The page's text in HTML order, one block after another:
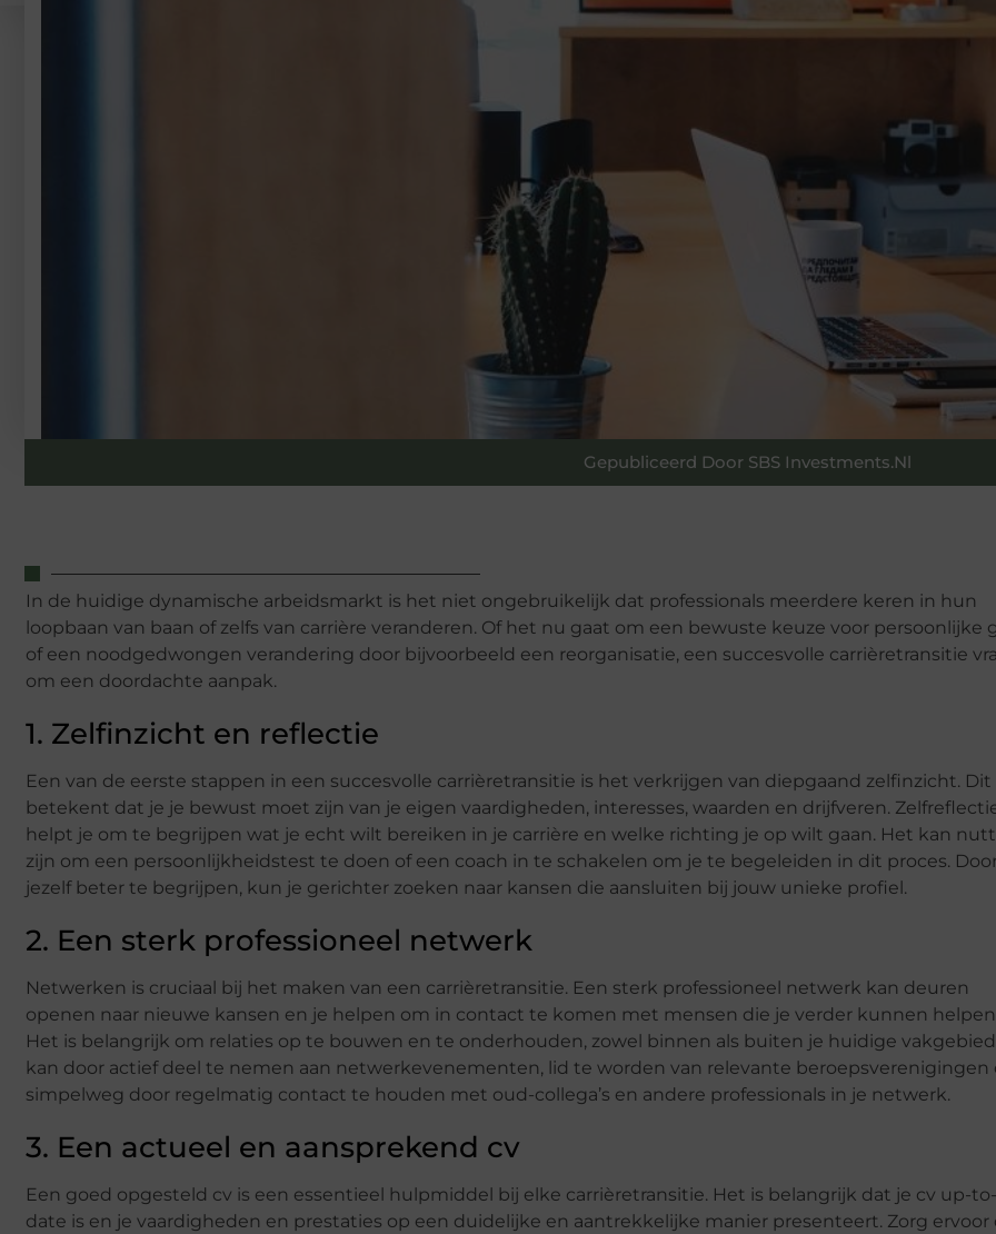
Gepubliceerd Door SBS Investments.nl
In de huidige dynamische arbeidsmarkt is het niet ongebruikelijk dat professionals meerdere keren in hun
loopbaan van baan of zelfs van carrière veranderen. Of het nu gaat om een bewuste keuze voor persoonlijke
of een noodgedwongen verandering door bijvoorbeeld een reorganisatie, een succesvolle carrièretransitie
om een doordachte aanpak.
1. Zelfinzicht en reflectie
Een van de eerste stappen in een succesvolle carrièretransitie is het verkrijgen van diepgaand zelfinzicht. Dit
betekent dat je je bewust moet zijn van je eigen vaardigheden, interesses, waarden en drijfveren.
helpt je om te begrijpen wat je echt wilt bereiken in je carrière en welke richting je op wilt gaan. Het kan
zijn om een persoonlijkheidstest te doen of een coach in te schakelen om je te begeleiden in dit proces.
jezelf beter te begrijpen, kun je gerichter zoeken naar kansen die aansluiten bij jouw unieke profiel.
2. Een sterk professioneel netwerk
Netwerken is cruciaal bij het maken van een carrièretransitie. Een sterk professioneel netwerk kan deuren
openen naar nieuwe kansen en je helpen om in contact te komen met mensen die je verder kunnen
Het is belangrijk om relaties op te bouwen en te onderhouden, zowel binnen als buiten je huidige
kan door actief deel te nemen aan netwerkevenementen, lid te worden van relevante beroepsverenigingen
simpelweg door regelmatig contact te houden met oud-collega’s en andere professionals in je netwerk.
3. Een actueel en aansprekend cv
Een goed opgesteld cv is een essentieel hulpmiddel bij elke carrièretransitie. Het is belangrijk dat je cv up-to-
date is en je vaardigheden en prestaties op een duidelijke en aantrekkelijke manier presenteert. Zorg ervoor